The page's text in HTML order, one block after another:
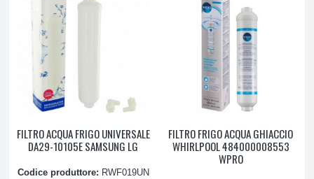
Cerniere
Compressori
Elettrovalvole
Profili
FILTRO ACQUA FRIGO UNIVERSALE
DA29-10105E SAMSUNG LG
Codice produttore: RWF019UN
FILTRO FRIGO ACQUA GHIACCIO
WHIRLPOOL 484000008553
WPRO